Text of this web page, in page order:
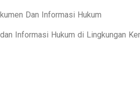
Dan Informasi Hukum
Informasi Hukum di Lingkungan